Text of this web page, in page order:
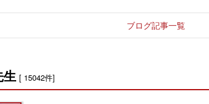
ブログ記事一覧
[ 15042件]